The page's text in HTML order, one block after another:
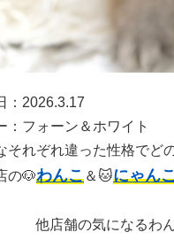
：2026.3.17
：フォーン＆ホワイト
それぞれ違った性格でど
の🐶わんこ＆🐱にゃん
他店舗の気になるわ